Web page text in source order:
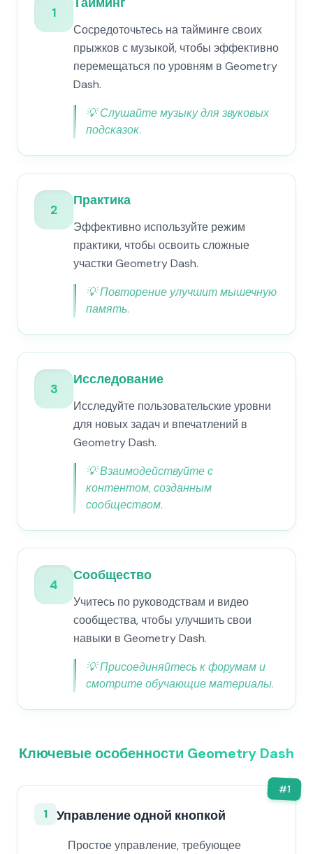
1
Сосредоточьтесь на тайминге своих
прыжков с музыкой, чтобы эффективно
перемещаться по уровням в Geometry
Dash.
💡Слушайте музыку для звуковых
подсказок.
2
Практика
Эффективно используйте режим
практики, чтобы освоить сложные
участки Geometry Dash.
💡Повторение улучшит мышечную
память.
3
Исследование
Исследуйте пользовательские уровни
для новых задач и впечатлений в
Geometry Dash.
💡Взаимодействуйте с
контентом, созданным
сообществом.
4
Сообщество
Учитесь по руководствам и видео
сообщества, чтобы улучшить свои
навыки в Geometry Dash.
💡Присоединяйтесь к форумам и
смотрите обучающие материалы.
Ключевые особенности Geometry Dash
#1
1 Управление одной кнопкой
Простое управление, требующее